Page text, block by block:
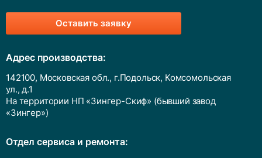
Оставить заявку
Адрес производства:
142100, Московская обл., г.Подольск, Комсомольская
ул., д.1
На территории НП «Зингер-Скиф» (бывший завод
«Зингер»)
Отдел сервиса и ремонта: